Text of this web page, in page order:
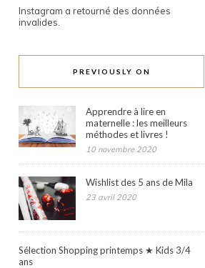
Instagram a retourné des données
invalides.
PREVIOUSLY ON
Apprendre à lire en
maternelle : les meilleurs
méthodes et livres !
10 novembre 2020
Wishlist des 5 ans de Mila
23 avril 2020
Sélection Shopping printemps ★ Kids 3/4
ans